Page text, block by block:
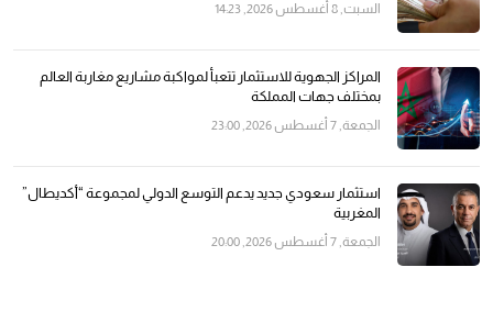
السبت, 8 أغسطس 2026, 14:23
المراكز الجهوية للاستثمار تتعبأ لمواكبة مشاريع مغاربة العالم
بمختلف جهات المملكة
الجمعة, 7 أغسطس 2026, 23:00
استثمار سعودي جديد يدعم التوسع الدولي لمجموعة “أكديطال”
المغربية
الجمعة, 7 أغسطس 2026, 20:00